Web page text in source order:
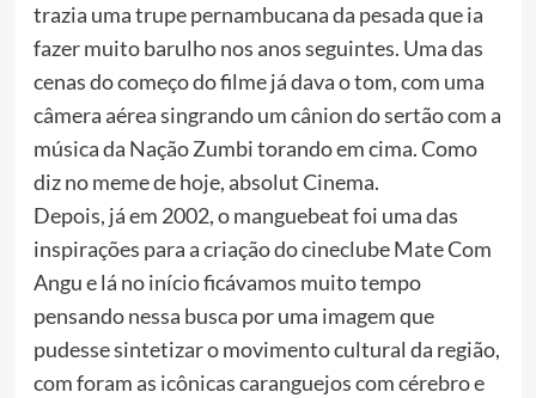
trazia uma trupe pernambucana da pesada que ia
fazer muito barulho nos anos seguintes. Uma das
cenas do começo do filme já dava o tom, com uma
câmera aérea singrando um cânion do sertão com a
música da Nação Zumbi torando em cima. Como
diz no meme de hoje, absolut Cinema.
Depois, já em 2002, o manguebeat foi uma das
inspirações para a criação do cineclube Mate Com
Angu e lá no início ficávamos muito tempo
pensando nessa busca por uma imagem que
pudesse sintetizar o movimento cultural da região,
com foram as icônicas caranguejos com cérebro e